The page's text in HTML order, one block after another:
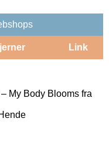
Link
My Body Blooms fra